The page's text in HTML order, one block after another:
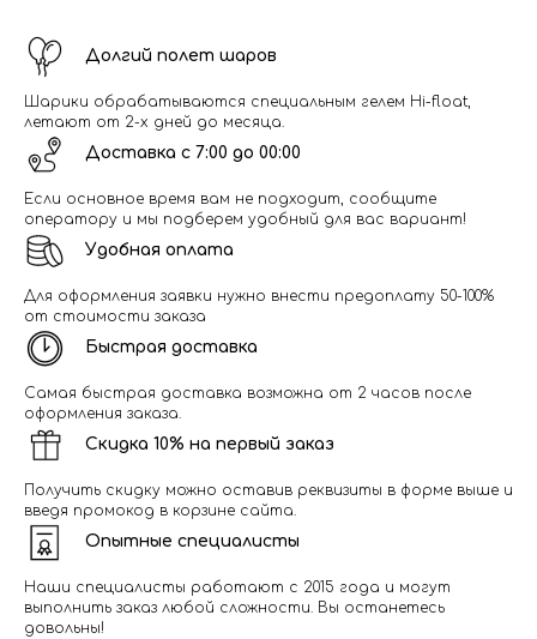
Долгий полет шаров
Шарики обрабатываются специальным гелем Hi-float,
летают от 2-х дней до месяца.
Доставка с 7:00 до 00:00
Если основное время вам не подходит, сообщите
оператору и мы подберем удобный для вас вариант!
Удобная оплата
Для оформления заявки нужно внести предоплату 50-100%
от стоимости заказа
Быстрая доставка
Самая быстрая доставка возможна от 2 часов после
оформления заказа.
Скидка 10% на первый заказ
Получить скидку можно оставив реквизиты в форме выше и
введя промокод в корзине сайта.
Опытные специалисты
Наши специалисты работают с 2015 года и могут
выполнить заказ любой сложности. Вы останетесь
довольны!